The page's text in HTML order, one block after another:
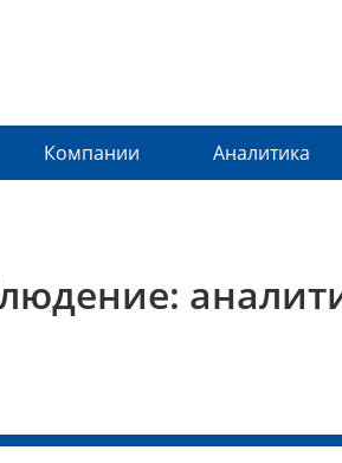
Компании Аналитика